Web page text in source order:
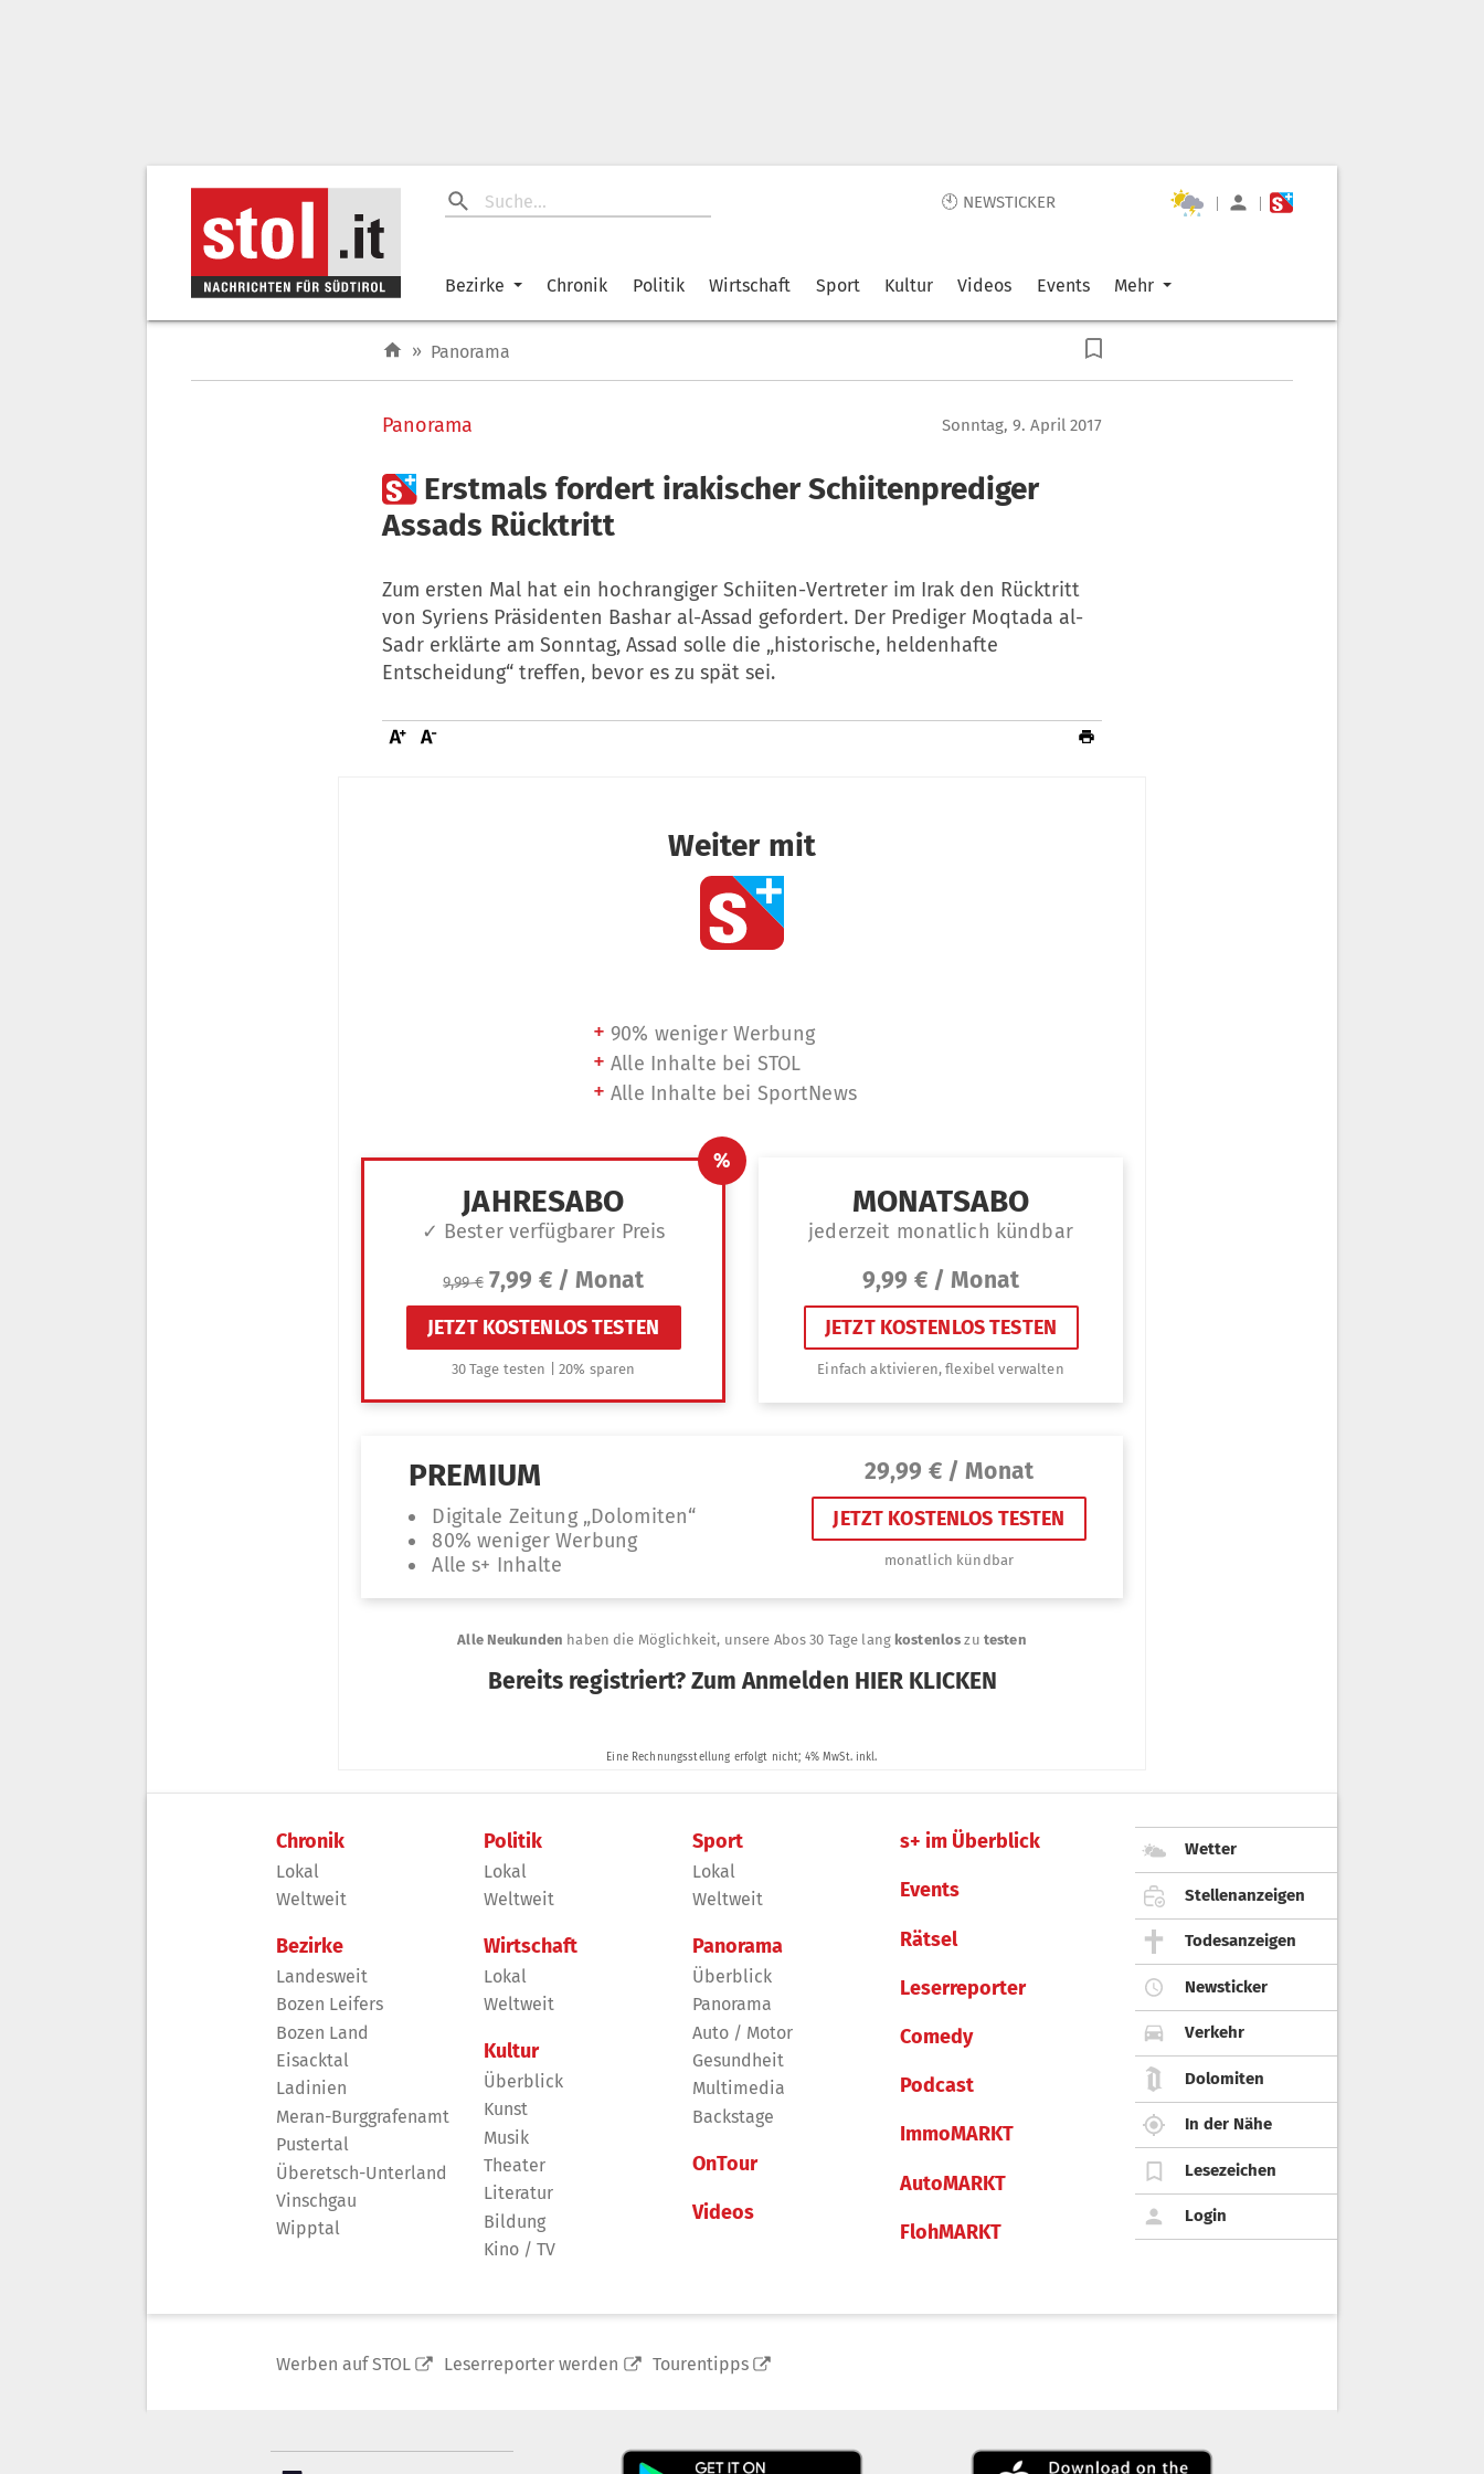
🕙 NEWSTICKER | |
Bezirke Chronik Politik Wirtschaft Sport Kultur Videos Events Mehr
» Panorama
Panorama Sonntag, 9. April 2017
 Erstmals fordert irakischer Schiitenprediger
Assads Rücktritt
Zum ersten Mal hat ein hochrangiger Schiiten-Vertreter im Irak den Rücktritt
von Syriens Präsidenten Bashar al-Assad gefordert. Der Prediger Moqtada al-
Sadr erklärte am Sonntag, Assad solle die „historische, heldenhafte
Entscheidung“ treffen, bevor es zu spät sei.
Chronik
Lokal
Weltweit
Bezirke
Landesweit
Bozen Leifers
Bozen Land
Eisacktal
Ladinien
Meran-Burggrafenamt
Pustertal
Überetsch-Unterland
Vinschgau
Wipptal
Politik
Lokal
Weltweit
Wirtschaft
Lokal
Weltweit
Kultur
Überblick
Kunst
Musik
Theater
Literatur
Bildung
Kino / TV
Sport
Lokal
Weltweit
Panorama
Überblick
Panorama
Auto / Motor
Gesundheit
Multimedia
Backstage
OnTour
Videos
s+ im Überblick
Events
Rätsel
Leserreporter
Comedy
Podcast
ImmoMARKT
AutoMARKT
FlohMARKT
Wetter
Stellenanzeigen
Todesanzeigen
Newsticker
Verkehr
Dolomiten
In der Nähe
Lesezeichen
Login
Werben auf STOL Leserreporter werden Tourentipps